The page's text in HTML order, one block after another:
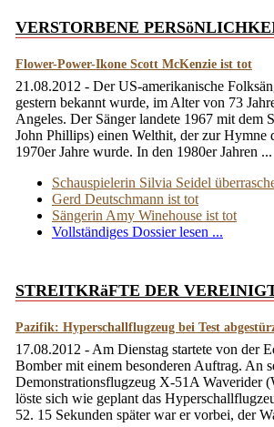
VERSTORBENE
Flower-Power-Ikone Scott McKenzie ist tot
21.08.2012 - Der US-amerikanische
gestern bekannt wurde, im Alter von 73
Angeles. Der Sänger landete 1967 mit dem
John Phillips) einen Welthit, der zur
1970er Jahre wurde. In den 1980er Jahren ...
Schauspielerin Silvia Seidel
Gerd Deutschmann ist tot
Sängerin Amy Winehouse ist tot
Vollständiges Dossier lesen ...
STREITKRäFTE DER
Pazifik: Hyperschallflugzeug bei Test
17.08.2012 - Am Dienstag startete von der
Bomber mit einem besonderen Auftrag. An
Demonstrationsflugzeug X-51A Waverider
löste sich wie geplant das
52. 15 Sekunden später war er vorbei, der